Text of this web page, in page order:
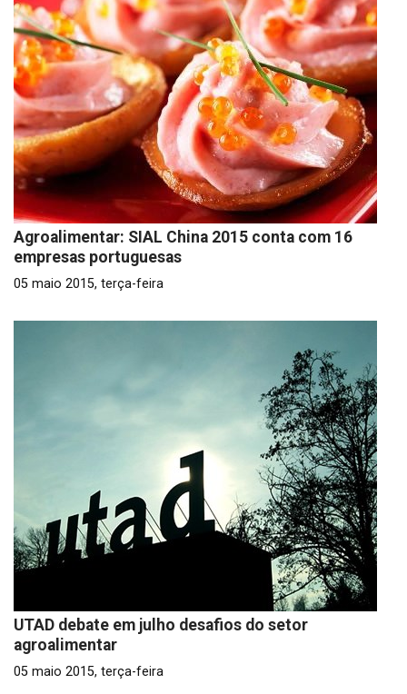
Agroalimentar: SIAL China 2015 conta com 16
empresas portuguesas
05 maio 2015, terça-feira
UTAD debate em julho desafios do setor
agroalimentar
05 maio 2015, terça-feira